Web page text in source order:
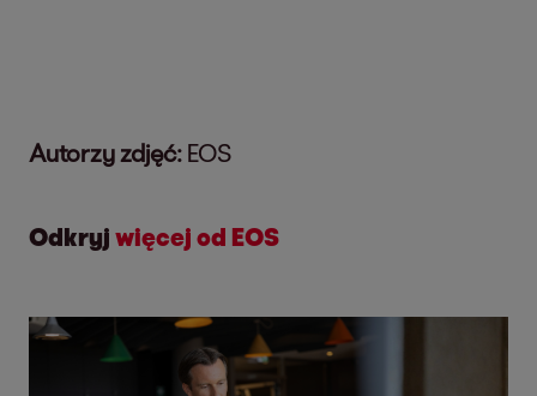
Autorzy zdjęć: EOS
Odkryj więcej od EOS